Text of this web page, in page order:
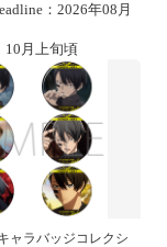
：2026年08月
10月上旬頃
ャラバッジコレクシ